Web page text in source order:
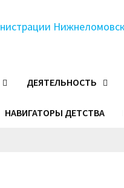
ДЕЯТЕЛЬНОСТЬ
НАВИГАТОРЫ ДЕТСТВА